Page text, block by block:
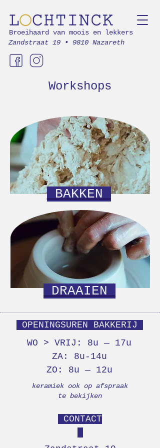
Broeihaard van moois en lekkers
Zandstraat 19 • 9810 Nazareth
Workshops
BAKKEN
DRAAIEN
OPENINGSUREN BAKKERIJ
WO > VRIJ: 8u — 17u
ZA: 8u-14u
ZO: 8u — 12u
keramiek ook op afspraak
te bekijken
CONTACT